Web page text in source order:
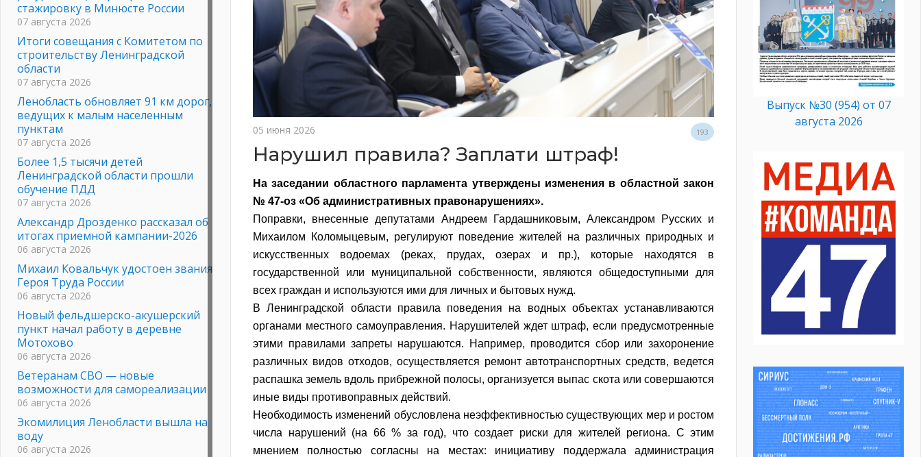
05 июня 2026 193
Нарушил правила? Заплати штраф!
На заседании областного парламента утверждены изменения в областной закон
№ 47-оз «Об административных правонарушениях».
Поправки, внесенные депутатами Андреем Гардашниковым, Александром Русских и
Михаилом Коломыцевым, регулируют поведение жителей на различных природных и
искусственных водоемах (реках, прудах, озерах и пр.), которые находятся в
государственной или муниципальной собственности, являются общедоступными для
всех граждан и используются ими для личных и бытовых нужд.
В Ленинградской области правила поведения на водных объектах устанавливаются
органами местного самоуправления. Нарушителей ждет штраф, если предусмотренные
этими правилами запреты нарушаются. Например, проводится сбор или захоронение
различных видов отходов, осуществляется ремонт автотранспортных средств, ведется
распашка земель вдоль прибрежной полосы, организуется выпас скота или совершаются
иные виды противоправных действий.
Необходимость изменений обусловлена неэффективностью существующих мер и ростом
числа нарушений (на 66 % за год), что создает риски для жителей региона. С этим
мнением полностью согласны на местах: инициативу поддержала администрация
стажировку в Минюсте России
07 августа 2026
Итоги совещания с Комитетом по
строительству Ленинградской
области
07 августа 2026
Ленобласть обновляет 91 км дорог,
ведущих к малым населенным
пунктам
07 августа 2026
Более 1,5 тысячи детей
Ленинградской области прошли
обучение ПДД
07 августа 2026
Александр Дрозденко рассказал об
итогах приемной кампании-2026
06 августа 2026
Михаил Ковальчук удостоен звания
Героя Труда России
06 августа 2026
Новый фельдшерско-акушерский
пункт начал работу в деревне
Мотохово
06 августа 2026
Ветеранам СВО — новые
возможности для самореализации
06 августа 2026
Экомилиция Ленобласти вышла на
воду
06 августа 2026
Выпуск №30 (954) от 07
августа 2026